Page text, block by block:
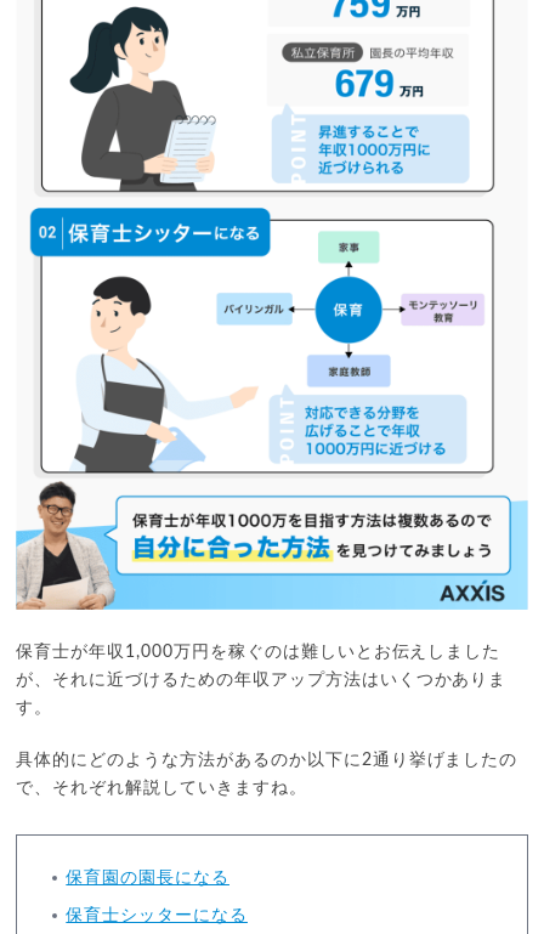
保育士が年収1,000万円を稼ぐのは難しいとお伝えしました
が、それに近づけるための年収アップ方法はいくつかありま
す。
具体的にどのような方法があるのか以下に2通り挙げましたの
で、それぞれ解説していきますね。
保育園の園長になる
保育士シッターになる